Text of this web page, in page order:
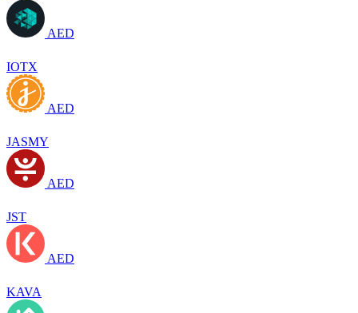
AED
IOTX
AED
JASMY
AED
JST
AED
KAVA